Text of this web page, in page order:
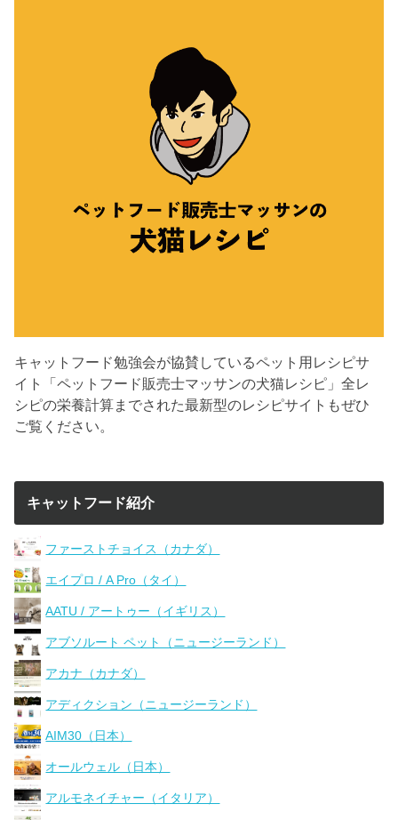
キャットフード勉強会が協賛しているペット用レシピサ
イト「ペットフード販売士マッサンの犬猫レシピ」全レ
シピの栄養計算までされた最新型のレシピサイトもぜひ
ご覧ください。
キャットフード紹介
ファーストチョイス（カナダ）
エイプロ / A Pro（タイ）
AATU / アートゥー（イギリス）
アブソルート ペット（ニュージーランド）
アカナ（カナダ）
アディクション（ニュージーランド）
AIM30（日本）
オールウェル（日本）
アルモネイチャー（イタリア）